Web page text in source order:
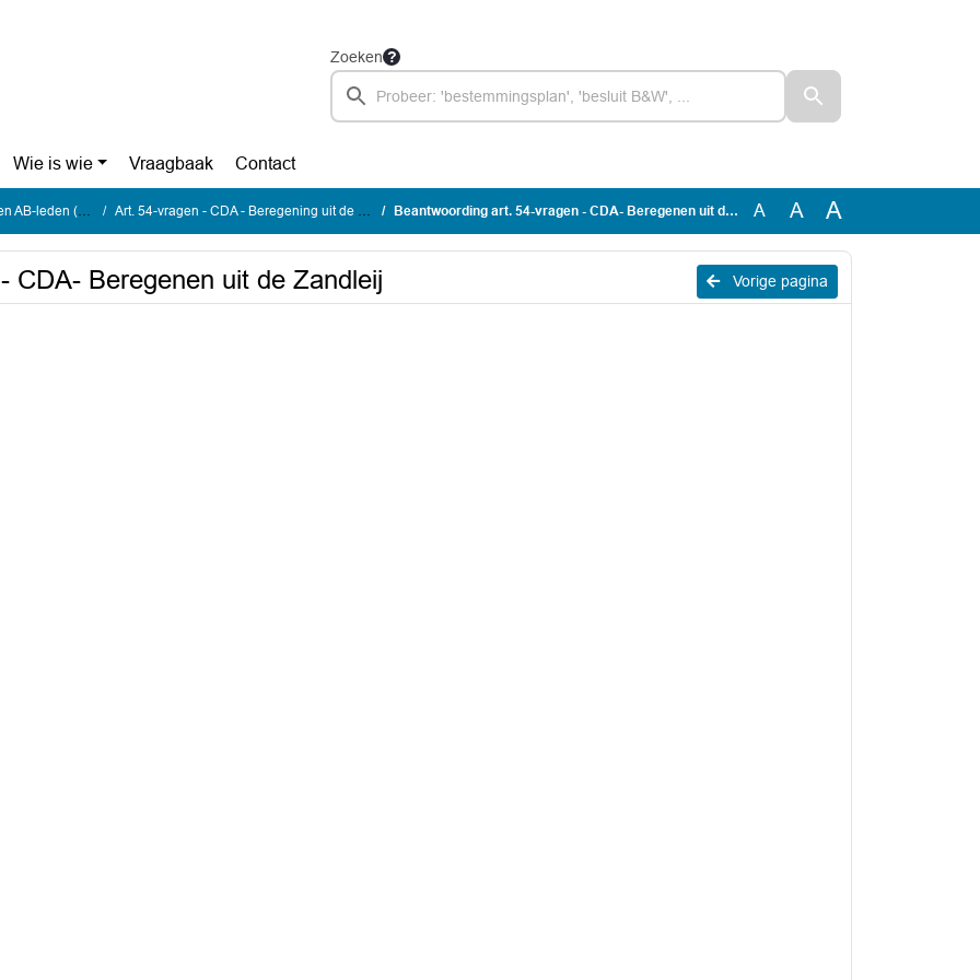
Zoeken
Wie is wie Vraagbaak Contact
leden (art. 54) Art. 54-vragen - CDA - Beregening uit de Zandleij Beantwoording art. 54-vragen - CDA- Beregenen uit de Zandleij A A A
Vorige pagina
CDA- Beregenen uit de Zandleij